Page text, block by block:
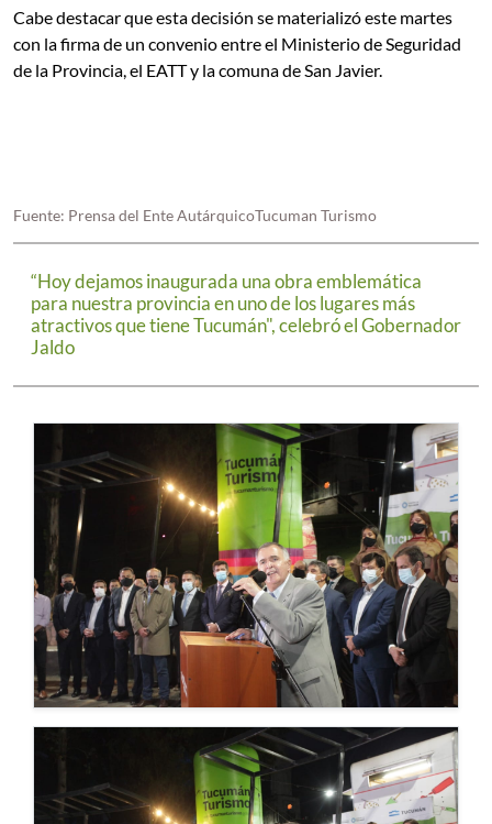
“Hoy dejamos inaugurada una obra emblemática
para nuestra provincia en uno de los lugares más
atractivos que tiene Tucumán", celebró el Gobernador
Jaldo
Cabe destacar que esta decisión se materializó este martes
con la firma de un convenio entre el Ministerio de Seguridad
de la Provincia, el EATT y la comuna de San Javier.
Fuente: Prensa del Ente AutárquicoTucuman Turismo